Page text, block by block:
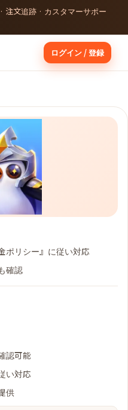
注文追跡 · カスタマーサポー
ログイン / 登録
ポリシー』に従い対応
確認
認可能
い対応
供